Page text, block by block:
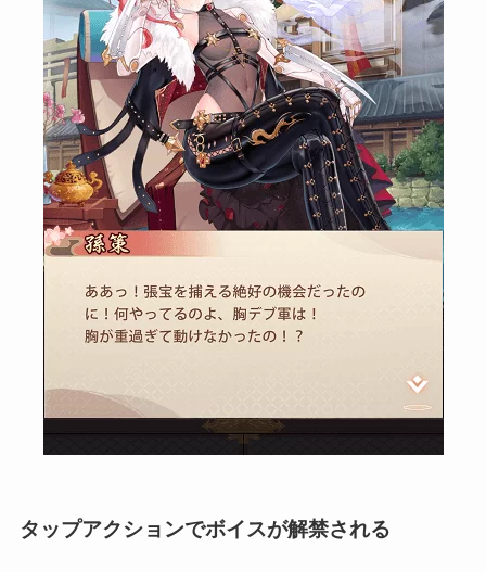
タップアクションでボイスが解禁される